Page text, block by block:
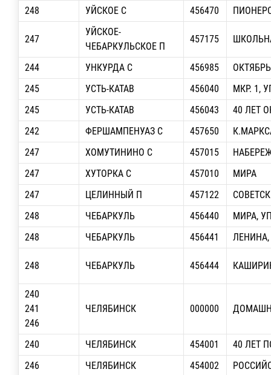
248 УЙСКОЕ С 456470
247
УЙСКОЕ-
ЧЕБАРКУЛЬСКОЕ П
457175
244 УНКУРДА С 456985
245
УСТЬ-КАТАВ 456040
МКР. 1,
245
УСТЬ-КАТАВ 456043
40 ЛЕТ
242
ФЕРШАМПЕНУАЗ С 457650
247
ХОМУТИНИНО С 457015
247
ХУТОРКА С 457010
МИРА
247
ЦЕЛИННЫЙ П 457122
248
ЧЕБАРКУЛЬ 456440
МИРА,
248
ЧЕБАРКУЛЬ 456441
248 ЧЕБАРКУЛЬ 456444
240
241
246
ЧЕЛЯБИНСК 000000
240 ЧЕЛЯБИНСК 454001
40 ЛЕТ
246
ЧЕЛЯБИНСК 454002